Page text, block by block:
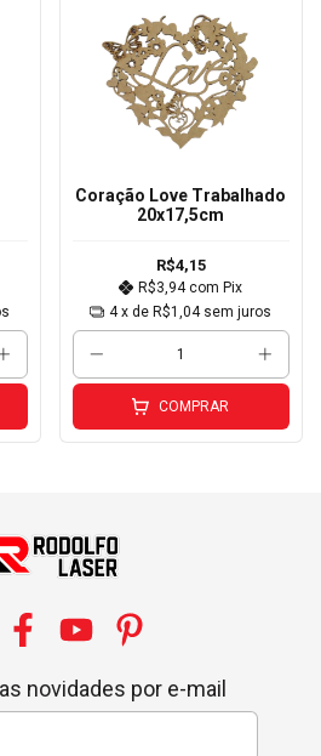
Coração Love Trabalhado
20x17,5cm
R$4,15
R$3,94com Pix
4 x deR$1,04 sem juros
COMPRAR
novidades por e-mail